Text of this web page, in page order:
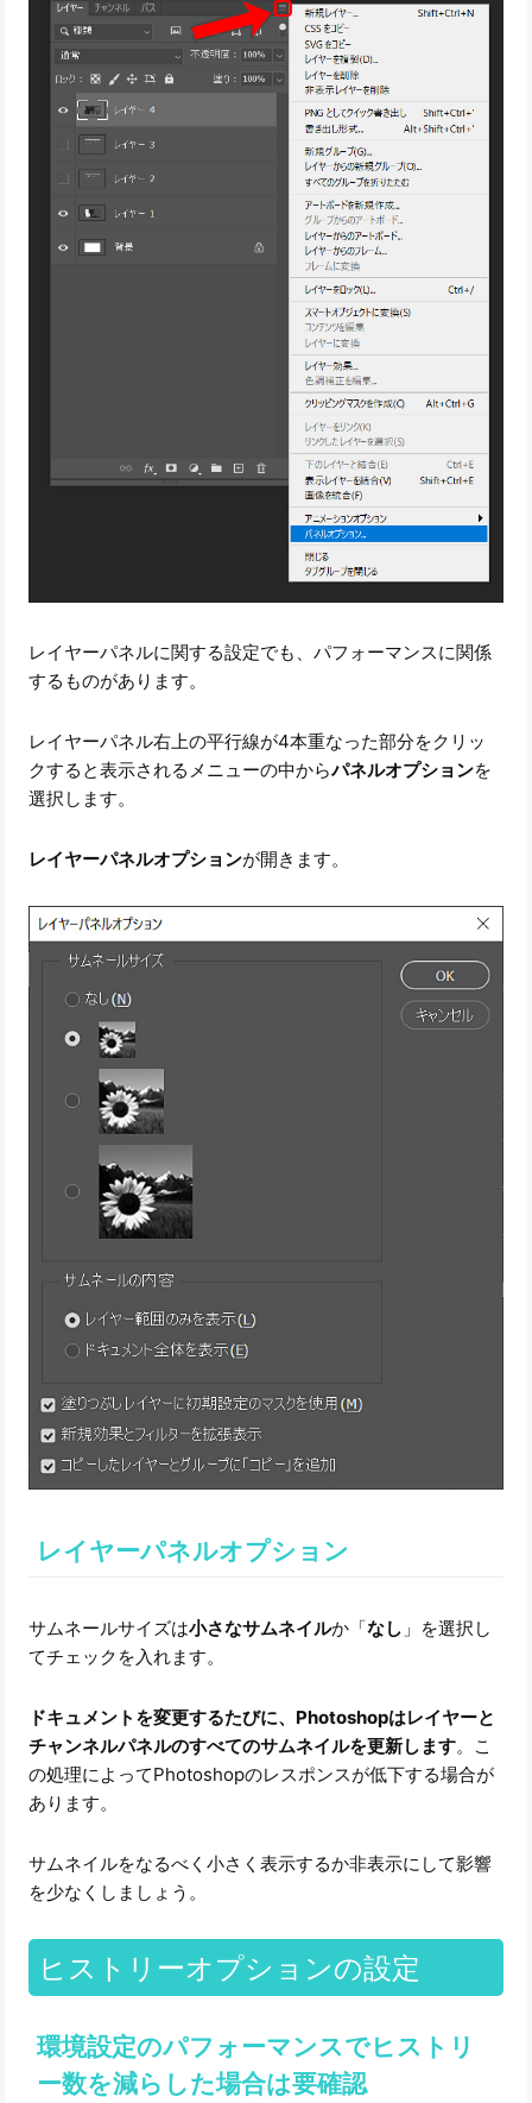
レイヤーパネルに関する設定でも、パフォーマンスに関係
するものがあります。
レイヤーパネル右上の平行線が4本重なった部分をクリッ
クすると表示されるメニューの中からパネルオプションを
選択します。
レイヤーパネルオプションが開きます。
レイヤーパネルオプション
サムネールサイズは小さなサムネイルか「なし 」を選択し
てチェックを入れます。
ドキュメントを変更するたびに、Photoshopはレイヤーと
チャンネルパネルのすべてのサムネイルを更新します。こ
の処理によってPhotoshopのレスポンスが低下する場合が
あります。
サムネイルをなるべく小さく表示するか非表示にして影響
を少なくしましょう。
ヒストリーオプションの設定
環境設定のパフォーマンスでヒストリ
ー数を減らした場合は要確認